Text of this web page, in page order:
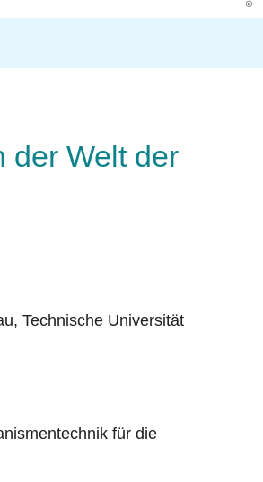
der Welt der
Technische Universität
für die